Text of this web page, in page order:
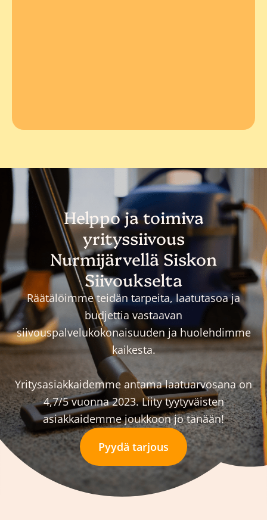
Helppo ja toimiva
yrityssiivous
Nurmijärvellä Siskon
Siivoukselta
Räätälöimme teidän tarpeita, laatutasoa ja
budjettia vastaavan
siivouspalvelukokonaisuuden ja huolehdimme
kaikesta.
Yritysasiakkaidemme antama laatuarvosana on
4,7/5 vuonna 2023. Liity tyytyväisten
asiakkaidemme joukkoon jo tänään!
Pyydä tarjous